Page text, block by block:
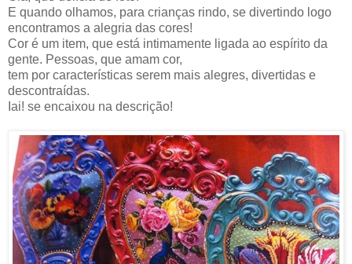
E quando olhamos, para crianças rindo, se divertindo logo
encontramos a alegria das cores!
Cor é um item, que está intimamente ligada ao espírito da
gente. Pessoas, que amam cor,
tem por características serem mais alegres, divertidas e
descontraídas.
Iai! se encaixou na descrição!